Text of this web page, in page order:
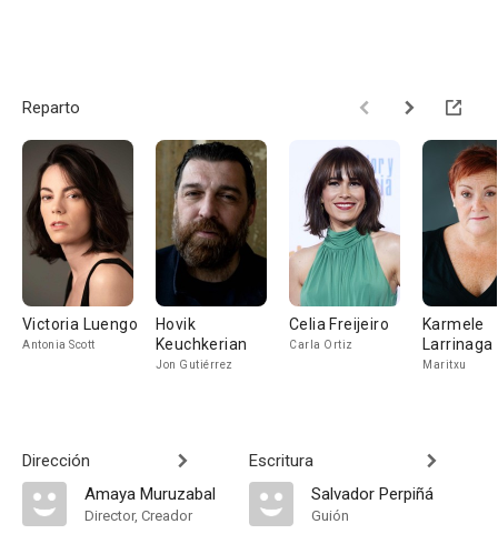
Reparto
Victoria Luengo
Antonia Scott
Hovik
Keuchkerian
Jon Gutiérrez
Celia Freijeiro
Carla Ortiz
Karmele
Larrinaga
Maritxu
Dirección
Amaya Muruzabal
Director, Creador
Escritura
Salvador Perpiñá
Guión